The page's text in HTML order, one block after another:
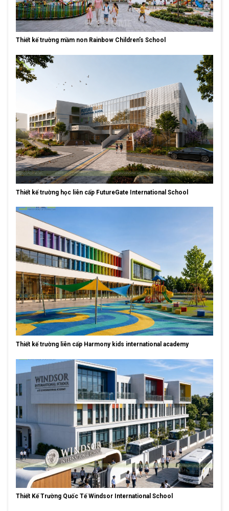
Thiết kế trường mầm non Rainbow Children’s School
Thiết kế trường học liên cấp FutureGate International School
Thiết kế trường liên cấp Harmony kids international academy
Thiết Kế Trường Quốc Tế Windsor International School